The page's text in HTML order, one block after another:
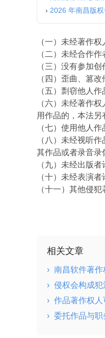
› 2026 年南昌版
（一）未经著作
（二）未经合作
（三）没有参加
（四）歪曲、篡改
（五）剽窃他人作
（六）未经著作
用作品的，本法另
（七）使用他人
（八）未经视听
其作品或者录音录
（九）未经出版
（十）未经表演
（十一）其他侵
相关文章
› 南昌软件著
› 侵权会构成犯
› 作品著作权人
› 委托作品与